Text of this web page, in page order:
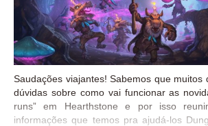
Saudações viajantes! Sabemos que muitos
dúvidas sobre como vai funcionar as
runs” em Hearthstone e por isso
informações que temos pra ajudá-los